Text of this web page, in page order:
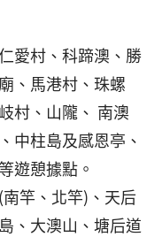
愛村、科蹄澳、勝
、馬港村、珠螺
村、山隴、 南澳
中柱島及感恩亭、
遊憩據點。
竿、北竿)、天后
、大澳山、塘后道